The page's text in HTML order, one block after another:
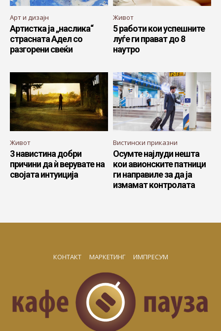
Арт и дизајн
Артистка ја „наслика“
страсната Адел со
разгорени свеќи
Живот
5 работи кои успешните
луѓе ги прават до 8
наутро
Живот
3 навистина добри
причини да ѝ верувате на
својата интуиција
Вистински приказни
Осумте најлуди нешта
кои авионските патници
ги направиле за да ја
измамат контролата
КОНТАКТ МАРКЕТИНГ ИМПРЕСУМ